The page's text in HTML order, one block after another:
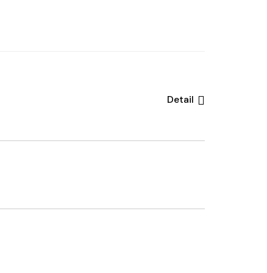
Detail